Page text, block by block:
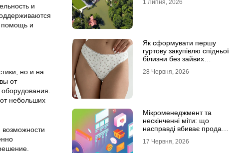
и
помощь и
но и на
от
небольших
1 Липня, 2026
Як сформувати першу
гуртову закупівлю спідньої
білизни без зайвих
28 Червня, 2026
Мікроменеджмент та
нескінченні міти: що
насправді вбиває продажі
17 Червня, 2026